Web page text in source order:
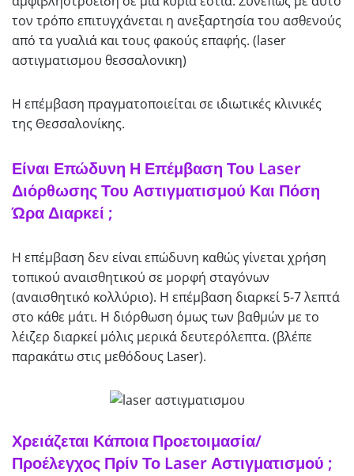
τον τρόπο επιτυγχάνεται η ανεξαρτησία του ασθενούς
από τα γυαλιά και τους φακούς επαφής. (laser
αστιγματισμου θεσσαλονικη)
Η επέμβαση πραγματοποιείται σε ιδιωτικές κλινικές
της Θεσσαλονίκης.
Είναι Επώδυνη Η Επέμβαση Του Laser
Διόρθωσης Του Αστιγματισμού Και Πόση
Ώρα Διαρκεί ;
Η επέμβαση δεν είναι επώδυνη καθώς γίνεται χρήση
τοπικού αναισθητικού σε μορφή σταγόνων
(αναισθητικό κολλύριο). Η επέμβαση διαρκεί 5-7 λεπτά
στο κάθε μάτι. Η διόρθωση όμως των βαθμών με το
λέιζερ διαρκεί μόλις μερικά δευτερόλεπτα. (βλέπε
παρακάτω στις μεθόδους Laser).
Χρειάζεται Κάποια Προετοιμασία/
Προέλεγχος Πρίν Το Laser Αστιγματισμού ;